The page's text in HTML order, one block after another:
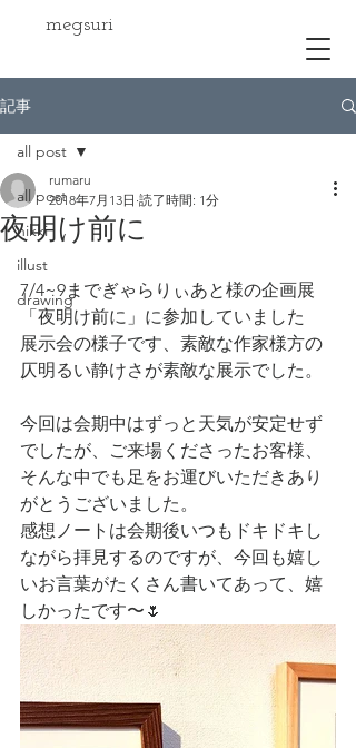
megsuri
記事
all post
nikki
illust
drawing
all post
夜明け前に
rumaru
2018年7月13日 読了時間: 1分
7/4~9までぎゃらりぃあと様の企画展
「夜明け前に」に参加していました
展示会の様子です、素敵な作家様方の
仄明るい静けさが素敵な展示でした。
今回は会期中はずっと天気が安定せず
でしたが、ご来場くださったお客様、
そんな中でも足をお運びいただきあり
がとうございました。
感想ノートは会期後いつもドキドキし
ながら拝見するのですが、今回も嬉し
いお言葉がたくさん書いてあって、嬉
しかったです〜🌷